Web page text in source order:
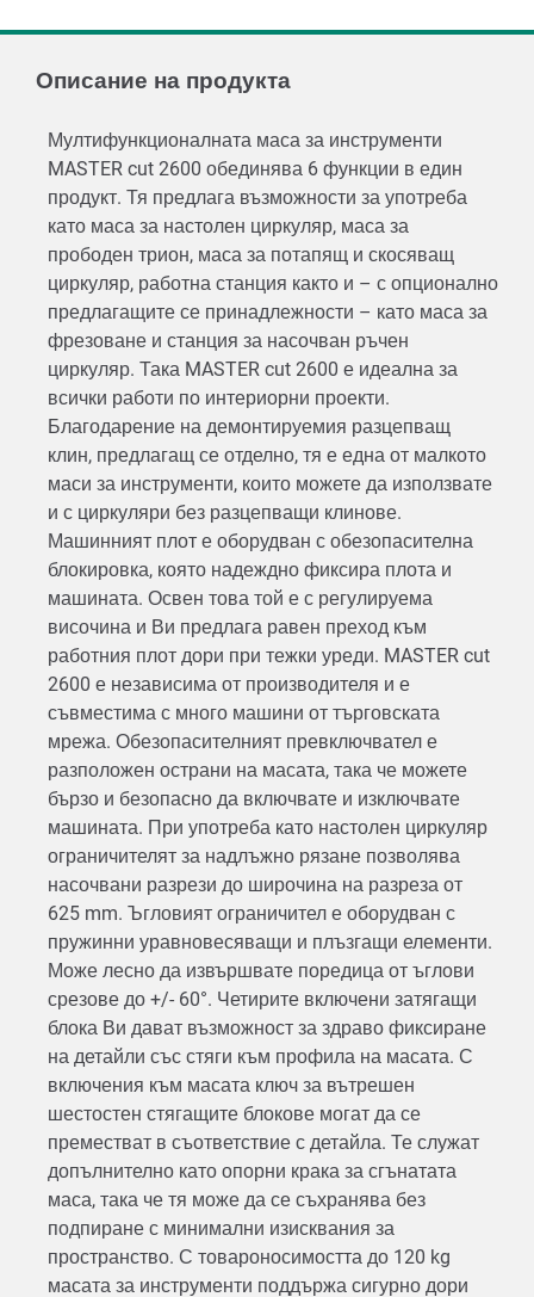
Описание на продукта
Мултифункционалната маса за инструменти
MASTER cut 2600 обединява 6 функции в един
продукт. Тя предлага възможности за употреба
като маса за настолен циркуляр, маса за
прободен трион, маса за потапящ и скосяващ
циркуляр, работна станция както и – с опционално
предлагащите се принадлежности – като маса за
фрезоване и станция за насочван ръчен
циркуляр. Така MASTER cut 2600 е идеална за
всички работи по интериорни проекти.
Благодарение на демонтируемия разцепващ
клин, предлагащ се отделно, тя е една от малкото
маси за инструменти, които можете да използвате
и с циркуляри без разцепващи клинове.
Машинният плот е оборудван с обезопасителна
блокировка, която надеждно фиксира плота и
машината. Освен това той е с регулируема
височина и Ви предлага равен преход към
работния плот дори при тежки уреди. MASTER cut
2600 е независима от производителя и е
съвместима с много машини от търговската
мрежа. Обезопасителният превключвател е
разположен острани на масата, така че можете
бързо и безопасно да включвате и изключвате
машината. При употреба като настолен циркуляр
ограничителят за надлъжно рязане позволява
насочвани разрези до широчина на разреза от
625 mm. Ъгловият ограничител е оборудван с
пружинни уравновесяващи и плъзгащи елементи.
Може лесно да извършвате поредица от ъглови
срезове до +/- 60°. Четирите включени затягащи
блока Ви дават възможност за здраво фиксиране
на детайли със стяги към профила на масата. С
включения към масата ключ за вътрешен
шестостен стягащите блокове могат да се
преместват в съответствие с детайла. Те служат
допълнително като опорни крака за сгънатата
маса, така че тя може да се съхранява без
подпиране с минимални изисквания за
пространство. С товароносимостта до 120 kg
масата за инструменти поддържа сигурно дори